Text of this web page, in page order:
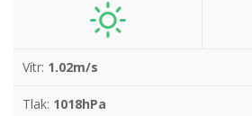
Vítr: 1.02m/s
Tlak: 1018hPa